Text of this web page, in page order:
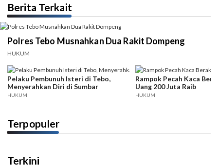
Berita Terkait
Polres Tebo Musnahkan Dua Rakit Dompeng
HUKUM
Pelaku Pembunuh Isteri di Tebo,
Menyerahkan Diri di Sumbar
HUKUM
Rampok Pecah Kaca
Uang 200 Juta Raib
HUKUM
Terpopuler
Terkini